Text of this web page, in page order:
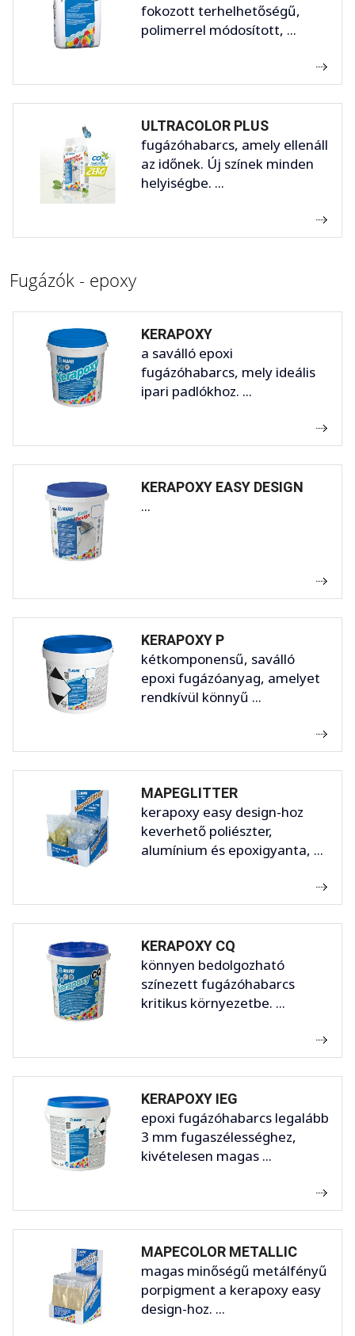
fokozott terhelhetőségű,
polimerrel módosított, ...
ULTRACOLOR PLUS
fugázóhabarcs, amely ellenáll
az időnek. Új színek minden
helyiségbe. ...
Fugázók - epoxy
KERAPOXY
a saválló epoxi
fugázóhabarcs, mely ideális
ipari padlókhoz. ...
KERAPOXY EASY DESIGN
...
KERAPOXY P
kétkomponensű, saválló
epoxi fugázóanyag, amelyet
rendkívül könnyű ...
MAPEGLITTER
kerapoxy easy design-hoz
keverhető poliészter,
alumínium és epoxigyanta, ...
KERAPOXY CQ
könnyen bedolgozható
színezett fugázóhabarcs
kritikus környezetbe. ...
KERAPOXY IEG
epoxi fugázóhabarcs legalább
3 mm fugaszélességhez,
kivételesen magas ...
MAPECOLOR METALLIC
magas minőségű metálfényű
porpigment a kerapoxy easy
design-hoz. ...